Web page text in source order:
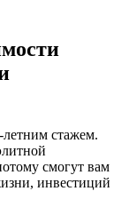
летним стажем.
смогут вам
инвестиций